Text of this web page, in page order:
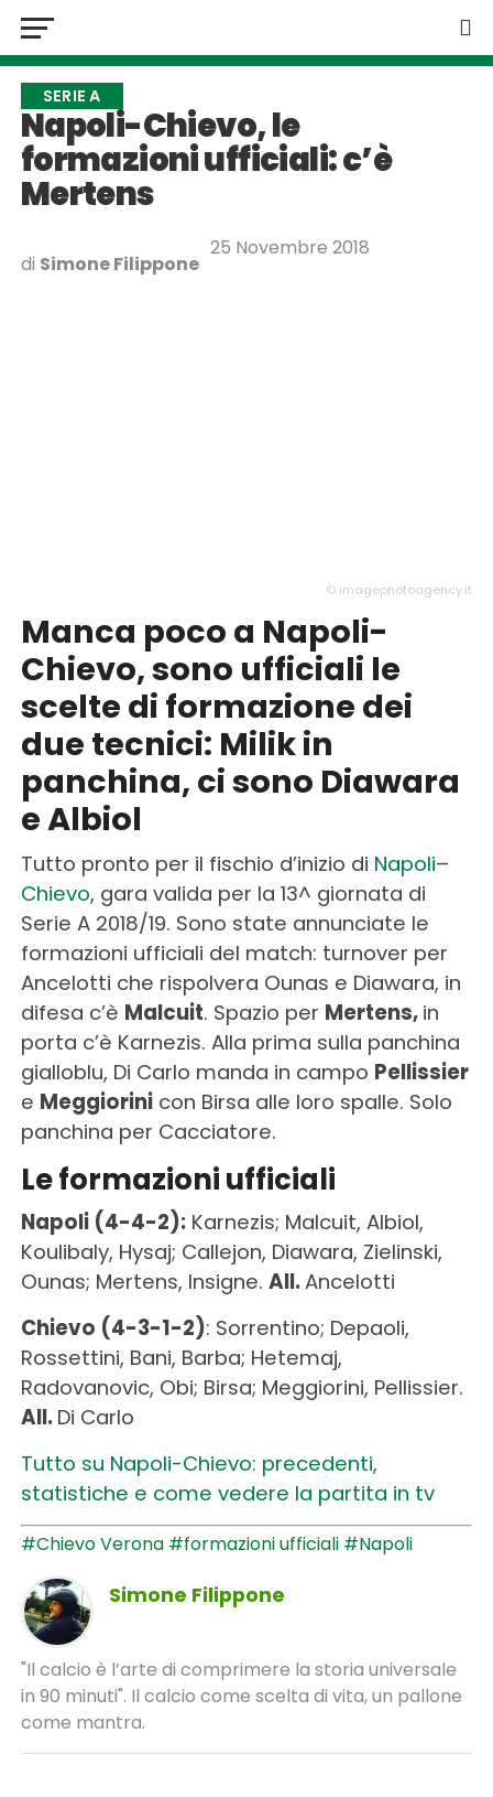
SERIE A
Napoli-Chievo, le
formazioni ufficiali: c’è
Mertens
di Simone Filippone
25 Novembre 2018
© imagephotoagency.it
Manca poco a Napoli-
Chievo, sono ufficiali le
scelte di formazione dei
due tecnici: Milik in
panchina, ci sono Diawara
e Albiol
Tutto pronto per il fischio d’inizio di Napoli–
Chievo, gara valida per la 13^ giornata di
Serie A 2018/19. Sono state annunciate le
formazioni ufficiali del match: turnover per
Ancelotti che rispolvera Ounas e Diawara, in
difesa c’è Malcuit. Spazio per Mertens, in
porta c’è Karnezis. Alla prima sulla panchina
gialloblu, Di Carlo manda in campo Pellissier
e Meggiorinicon Birsa alle loro spalle. Solo
panchina per Cacciatore.
Le formazioni ufficiali
Napoli (4-4-2):Karnezis; Malcuit, Albiol,
Koulibaly, Hysaj; Callejon, Diawara, Zielinski,
Ounas; Mertens, Insigne. All. Ancelotti
Chievo (4-3-1-2): Sorrentino; Depaoli,
Rossettini, Bani, Barba; Hetemaj,
Radovanovic, Obi; Birsa; Meggiorini, Pellissier.
All. Di Carlo
Tutto su Napoli-Chievo: precedenti,
statistiche e come vedere la partita in tv
#Chievo Verona #formazioni ufficiali #Napoli
Simone Filippone
"Il calcio è l’arte di comprimere la storia universale
in 90 minuti". Il calcio come scelta di vita, un pallone
come mantra.